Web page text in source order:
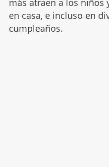
más atraen a los niños
en casa, e incluso en
cumpleaños.